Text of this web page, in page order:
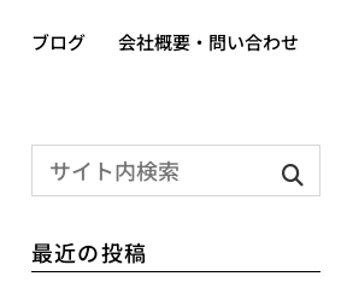
ブログ 会社概要・問い合わせ
最近の投稿